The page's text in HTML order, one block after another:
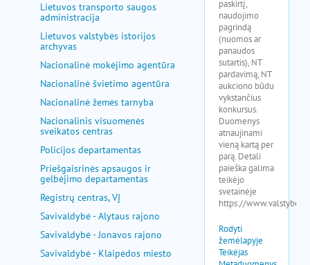
Lietuvos transporto saugos
administracija
Lietuvos valstybės istorijos
archyvas
Nacionalinė mokėjimo agentūra
Nacionalinė švietimo agentūra
Nacionalinė žemės tarnyba
Nacionalinis visuomenės
sveikatos centras
Policijos departamentas
Priešgaisrinės apsaugos ir
gelbėjimo departamentas
Registrų centras, VĮ
Savivaldybė - Alytaus rajono
Savivaldybė - Jonavos rajono
Savivaldybė - Klaipėdos miesto